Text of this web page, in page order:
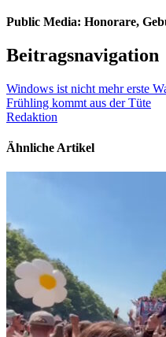
Public Media: Honorare,
Beitragsnavigation
Windows ist nicht mehr erste
Frühling kommt aus der Tüte
Redaktion
Ähnliche Artikel